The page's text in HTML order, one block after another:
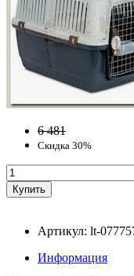
6 481
Скидка 30%
Артикул: lt-
Информация